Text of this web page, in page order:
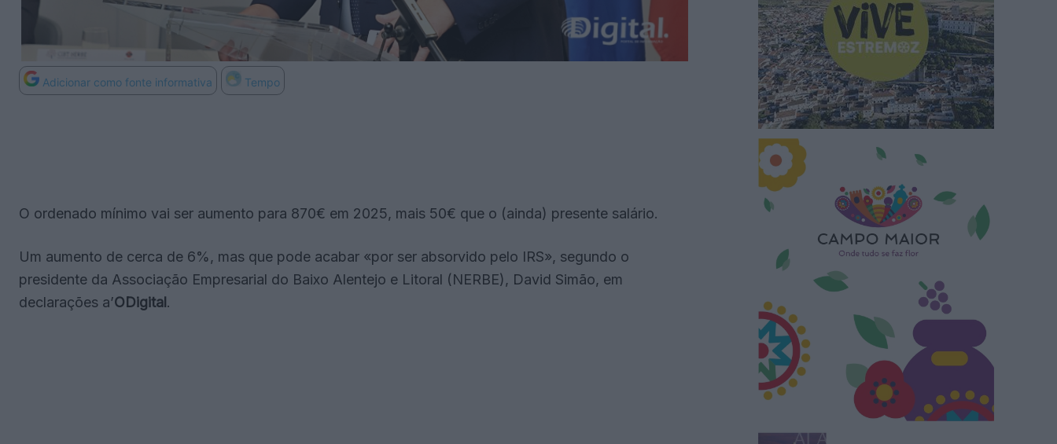
Adicionar como fonte informativa Tempo
O ordenado mínimo vai ser aumento para 870€ em 2025, mais 50€ que o (ainda) presente salário.
Um aumento de cerca de 6%, mas que pode acabar «por ser absorvido pelo IRS», segundo o
presidente da Associação Empresarial do Baixo Alentejo e Litoral (NERBE), David Simão, em
declarações a’ODigital .